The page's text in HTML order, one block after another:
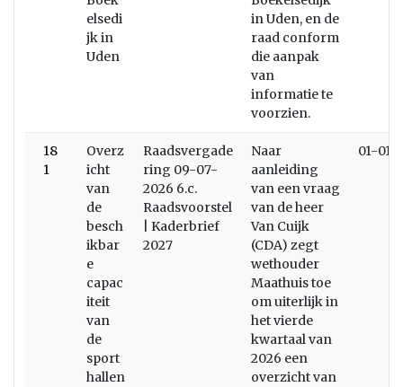
elsedi
jk in
Uden
in Uden, en de
raad conform
die aanpak
van
informatie te
voorzien.
18
1
Overz
icht
van
de
besch
ikbar
e
capac
iteit
van
de
sport
hallen
Raadsvergade
ring 09-07-
2026 6.c.
Raadsvoorstel
| Kaderbrief
2027
Naar
aanleiding
van een vraag
van de heer
Van Cuijk
(CDA) zegt
wethouder
Maathuis toe
om uiterlijk in
het vierde
kwartaal van
2026 een
overzicht van
01-01-